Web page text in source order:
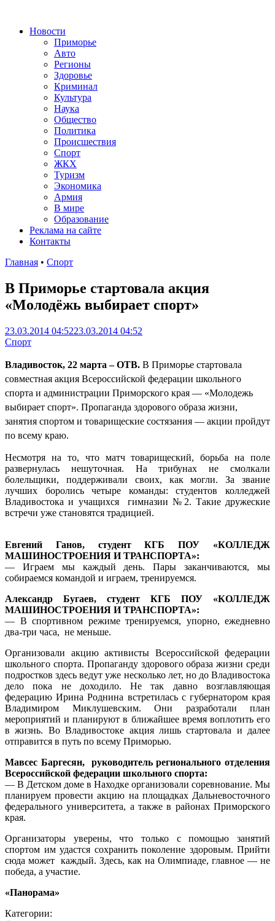
Новости
Приморье
Авто
Регионы
Здоровье
Криминал
Культура
Наука
Общество
Политика
Происшествия
Спорт
ЖКХ
Туризм
Экономика
Армия
В мире
Образование
Реклама на сайте
Контакты
Главная • Спорт
В Приморье стартовала акция
«Молодёжь выбирает спорт»
23.03.2014 04:5223.03.2014 04:52
Спорт
Владивосток, 22 марта – ОТВ. В Приморье стартовала
совместная акция Всероссийской федерации школьного
спорта и администрации Приморского края — «Молодежь
выбирает спорт». Пропаганда здорового образа жизни,
занятия спортом и товарищеские состязания — акции пройдут
по всему краю.
Несмотря на то, что матч товарищеский, борьба на поле
развернулась нешуточная. На трибунах не смолкали
болельщики, поддерживали своих, как могли. За звание
лучших боролись четыре команды: студентов колледжей
Владивостока и учащихся гимназии №2. Такие дружеские
встречи уже становятся традицией.
Евгений Ганов, студент КГБ ПОУ «КОЛЛЕДЖ
МАШИНОСТРОЕНИЯ И ТРАНСПОРТА»:
— Играем мы каждый день. Пары заканчиваются, мы
собираемся командой и играем, тренируемся.
Александр Бугаев, студент КГБ ПОУ «КОЛЛЕДЖ
МАШИНОСТРОЕНИЯ И ТРАНСПОРТА»:
— В спортивном режиме тренируемся, упорно, ежедневно
два-три часа, не меньше.
Организовали акцию активисты Всероссийской федерации
школьного спорта. Пропаганду здорового образа жизни среди
подростков здесь ведут уже несколько лет, но до Владивостока
дело пока не доходило. Не так давно возглавляющая
федерацию Ирина Роднина встретилась с губернатором края
Владимиром Миклушевским. Они разработали план
мероприятий и планируют в ближайшее время воплотить его
в жизнь. Во Владивостоке акция лишь стартовала и далее
отправится в путь по всему Приморью.
Мавсес Баргесян, руководитель регионального отделения
Всероссийской федерации школьного спорта:
— В Детском доме в Находке организовали соревнование. Мы
планируем провести акцию на площадках Дальневосточного
федерального университета, а также в районах Приморского
края.
Организаторы уверены, что только с помощью занятий
спортом им удастся сохранить поколение здоровым. Прийти
сюда может каждый. Здесь, как на Олимпиаде, главное — не
победа, а участие.
«Панорама»
Категории: